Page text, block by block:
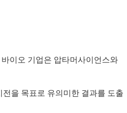
이오 기업은 압타머사이언스와
을 목표로 유의미한 결과를 도출